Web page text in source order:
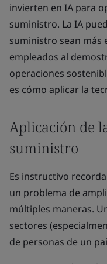
invierten en IA para
suministro. La IA
suministro sean más
empleados al
operaciones
es cómo aplicar la
Aplicación de
suministro
Es instructivo
un problema de
múltiples maneras.
sectores
de personas de un